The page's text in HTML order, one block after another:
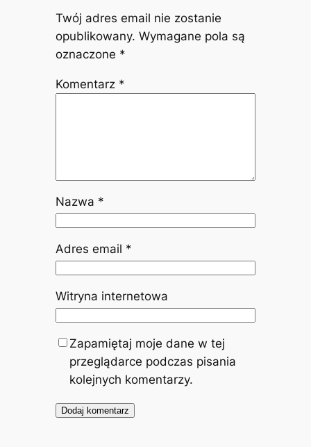
Twój adres email nie zostanie
opublikowany. Wymagane pola są
oznaczone *
Komentarz *
Nazwa *
Adres email *
Witryna internetowa
Zapamiętaj moje dane w tej
przeglądarce podczas pisania
kolejnych komentarzy.